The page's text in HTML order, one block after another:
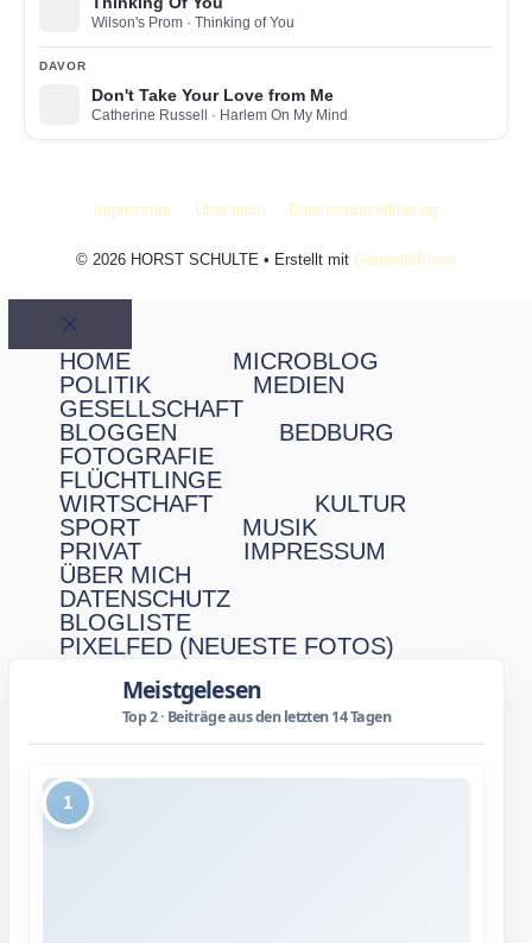
Wilson's Prom · Thinking of You
DAVOR
Don't Take Your Love from Me
Catherine Russell · Harlem On My Mind
Impressum Über mich Datenschutzerklärung
© 2026 HORST SCHULTE • Erstellt mit GeneratePress
Schließen
HOME
MICROBLOG
POLITIK
MEDIEN
GESELLSCHAFT
BLOGGEN
BEDBURG
FOTOGRAFIE
FLÜCHTLINGE
WIRTSCHAFT
KULTUR
SPORT
MUSIK
PRIVAT
IMPRESSUM
ÜBER MICH
DATENSCHUTZ
BLOGLISTE
PIXELFED (NEUESTE FOTOS)
Meistgelesen
Top 2 · Beiträge aus den letzten 14 Tagen
1